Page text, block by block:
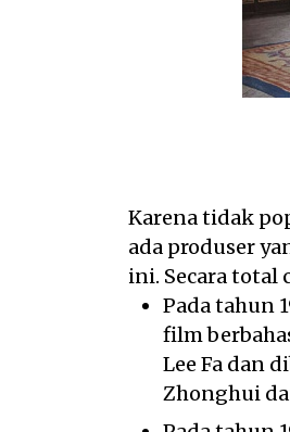
Karena tidak
ada produser
ini. Secara total
Pada tahun
film
Lee Fa dan
Zhonghui